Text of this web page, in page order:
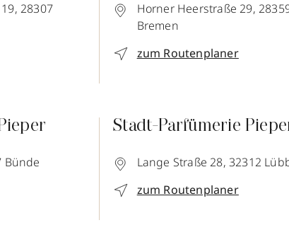
28307
Horner Heerstraße 29,
Bremen
zum Routenplaner
Bünde
Stadt-Parfümerie
Lange Straße 28, 32312
zum Routenplaner